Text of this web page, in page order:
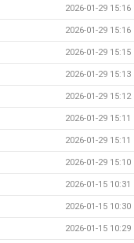
2026-01-29 15:16
2026-01-29 15:16
2026-01-29 15:15
2026-01-29 15:13
2026-01-29 15:12
2026-01-29 15:11
2026-01-29 15:11
2026-01-29 15:10
2026-01-15 10:31
2026-01-15 10:30
2026-01-15 10:29